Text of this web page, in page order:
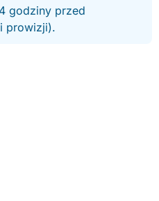
godziny przed
prowizji).